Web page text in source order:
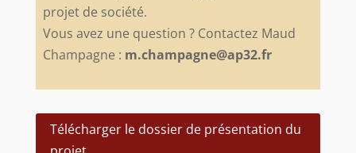
projet de société.
Vous avez une question ? Contactez Maud
Champagne : m.champagne@ap32.fr
Télécharger le dossier de présentation du